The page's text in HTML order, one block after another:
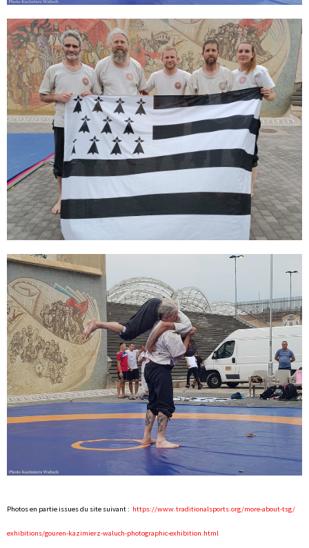
Photos en partie issues du site suivant : https://www.traditionalsports.org/more-about-tsg/
exhibitions/gouren-kazimierz-waluch-photographic-exhibition.html